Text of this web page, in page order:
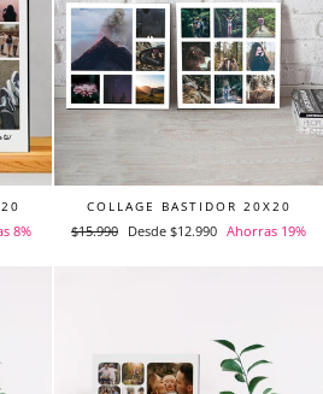
8%
COLLAGE BASTIDOR 20X20
Precio
$15.990 Precio
Desde $12.990 Ahorras 19%